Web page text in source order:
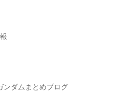
ンダムまとめブログ